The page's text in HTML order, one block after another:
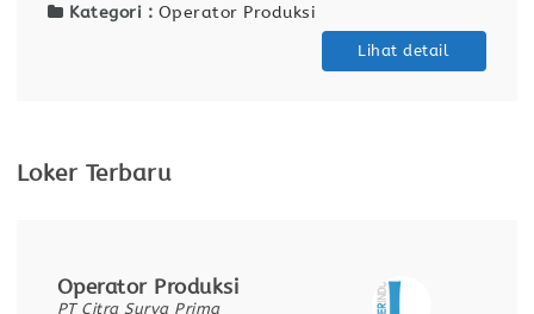
Kategori : Operator Produksi
Lihat detail
Loker Terbaru
Operator Produksi
PT Citra Surya Prima